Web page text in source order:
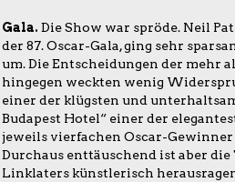
Gala. Die Show war spröde. Neil
der 87. Oscar-Gala, ging sehr
um. Die Entscheidungen der mehr
hingegen weckten wenig
einer der klügsten und
Budapest Hotel“ einer der
jeweils vierfachen Oscar-
Durchaus enttäuschend ist aber die
Linklaters künstlerisch